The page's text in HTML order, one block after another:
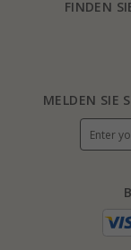
FINDEN
MELDEN SIE